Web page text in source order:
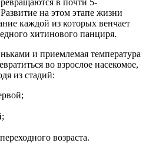
на этом этапе жизни
каждой из которых венчает
хитинового панциря.
и приемлемая температура
во взрослое насекомое,
из стадий:
возраста.